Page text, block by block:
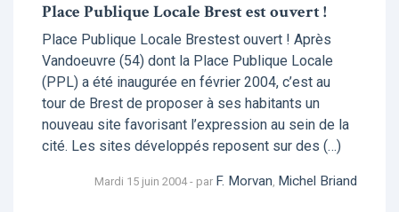
Place Publique Locale Brest est ouvert !
Place Publique Locale Brestest ouvert ! Après
Vandoeuvre (54) dont la Place Publique Locale
(PPL) a été inaugurée en février 2004, c’est au
tour de Brest de proposer à ses habitants un
nouveau site favorisant l’expression au sein de la
cité. Les sites développés reposent sur des (…)
Mardi 15 juin 2004 - par F. Morvan, Michel Briand